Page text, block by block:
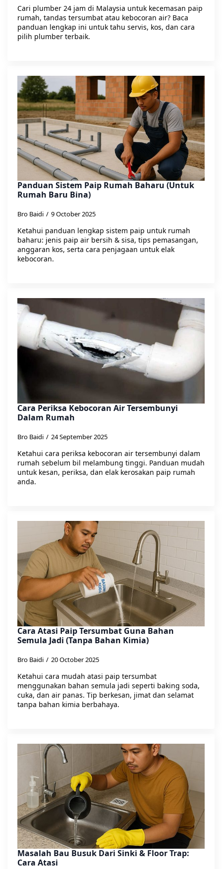
Cari plumber 24 jam di Malaysia untuk kecemasan paip
rumah, tandas tersumbat atau kebocoran air? Baca
panduan lengkap ini untuk tahu servis, kos, dan cara
pilih plumber terbaik.
Panduan Sistem Paip Rumah Baharu (Untuk
Rumah Baru Bina)
Bro Baidi 9 October 2025
Ketahui panduan lengkap sistem paip untuk rumah
baharu: jenis paip air bersih & sisa, tips pemasangan,
anggaran kos, serta cara penjagaan untuk elak
kebocoran.
Cara Periksa Kebocoran Air Tersembunyi
Dalam Rumah
Bro Baidi 24 September 2025
Ketahui cara periksa kebocoran air tersembunyi dalam
rumah sebelum bil melambung tinggi. Panduan mudah
untuk kesan, periksa, dan elak kerosakan paip rumah
anda.
Cara Atasi Paip Tersumbat Guna Bahan
Semula Jadi (Tanpa Bahan Kimia)
Bro Baidi 20 October 2025
Ketahui cara mudah atasi paip tersumbat
menggunakan bahan semula jadi seperti baking soda,
cuka, dan air panas. Tip berkesan, jimat dan selamat
tanpa bahan kimia berbahaya.
Masalah Bau Busuk Dari Sinki & Floor Trap:
Cara Atasi